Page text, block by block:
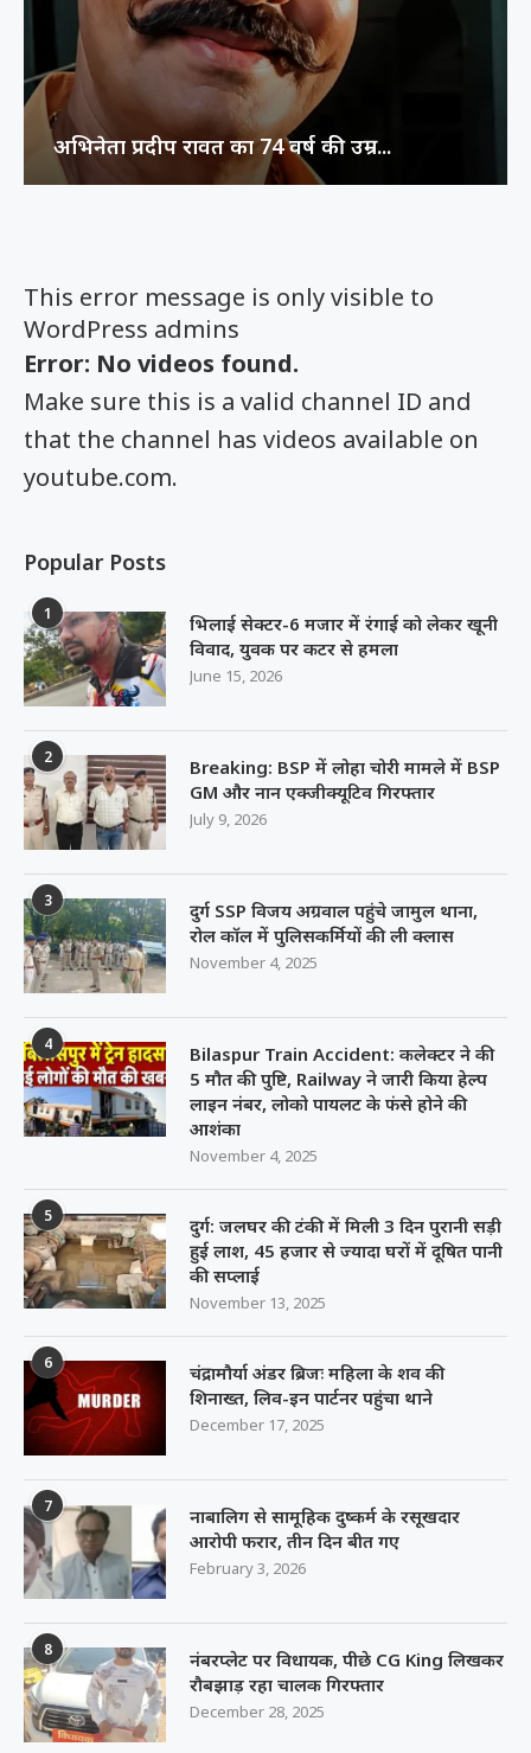
This error message is only visible to
WordPress admins
Error: No videos found.
Make sure this is a valid channel ID and
that the channel has videos available on
youtube.com.
Popular Posts
1
भिलाई सेक्टर-6 मजार में रंगाई को लेकर खूनी
विवाद, युवक पर कटर से हमला
June 15, 2026
2
Breaking: BSP में लोहा चोरी मामले में BSP
GM और नान एक्जीक्यूटिव गिरफ्तार
July 9, 2026
3
दुर्ग SSP विजय अग्रवाल पहुंचे जामुल थाना,
रोल कॉल में पुलिसकर्मियों की ली क्लास
November 4, 2025
4
Bilaspur Train Accident: कलेक्टर ने की
5 मौत की पुष्टि, Railway ने जारी किया हेल्प
लाइन नंबर, लोको पायलट के फंसे होने की
आशंका
November 4, 2025
5
दुर्ग: जलघर की टंकी में मिली 3 दिन पुरानी सड़ी
हुई लाश, 45 हजार से ज्यादा घरों में दूषित पानी
की सप्लाई
November 13, 2025
6
चंद्रामौर्या अंडर ब्रिजः महिला के शव की
शिनाख्त, लिव-इन पार्टनर पहुंचा थाने
December 17, 2025
7
नाबालिग से सामूहिक दुष्कर्म के रसूखदार
आरोपी फरार, तीन दिन बीत गए
February 3, 2026
8
नंबरप्लेट पर विधायक, पीछे CG King लिखकर
रौबझाड़ रहा चालक गिरफ्तार
December 28, 2025
अभिनेता प्रदीप रावत का 74 वर्ष की उम्र...